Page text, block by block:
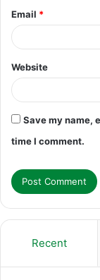
Email *
Website
Save my name,
time I comment.
Recent